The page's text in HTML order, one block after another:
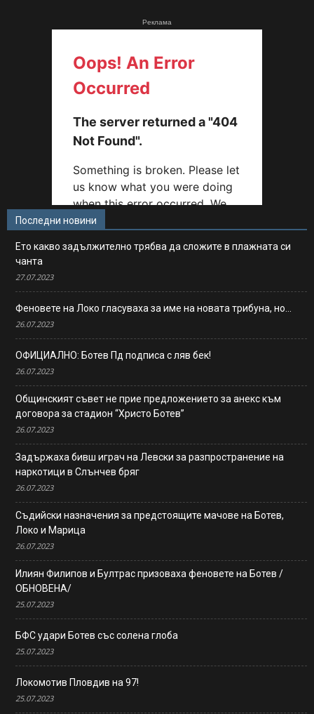
Реклама
Последни новини
Ето какво задължително трябва да сложите в плажната си
чанта
27.07.2023
Феновете на Локо гласуваха за име на новата трибуна, но…
26.07.2023
ОФИЦИАЛНО: Ботев Пд подписа с ляв бек!
26.07.2023
Общинският съвет не прие предложението за анекс към
договора за стадион “Христо Ботев”
26.07.2023
Задържаха бивш играч на Левски за разпространение на
наркотици в Слънчев бряг
26.07.2023
Съдийски назначения за предстоящите мачове на Ботев,
Локо и Марица
26.07.2023
Илиян Филипов и Бултрас призоваха феновете на Ботев /
ОБНОВЕНА/
25.07.2023
БФС удари Ботев със солена глоба
25.07.2023
Локомотив Пловдив на 97!
25.07.2023